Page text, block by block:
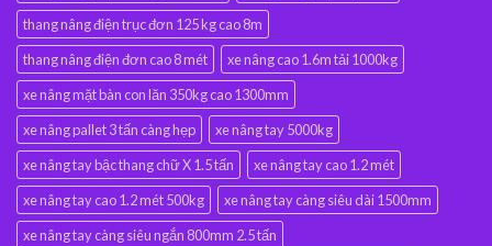
thang nâng điện trục đơn 125 kg cao 8m
thang nâng điện đơn cao 8 mét
xe nâng cao 1.6m tải 1000kg
xe nâng mặt bàn con lăn 350kg cao 1300mm
xe nâng pallet 3 tấn càng hẹp
xe nâng tay 5000kg
xe nâng tay bậc thang chữ X 1.5 tấn
xe nâng tay cao 1.2 mét
xe nâng tay cao 1.2 mét 500kg
xe nâng tay càng siêu dài 1500mm
xe nâng tay càng siêu ngắn 800mm 2.5 tấn